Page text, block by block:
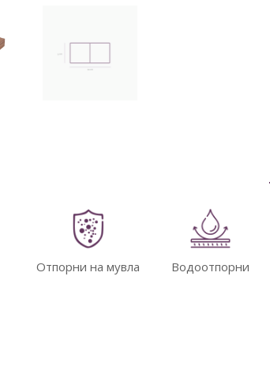
Отпорни на мувла Водоотпорни